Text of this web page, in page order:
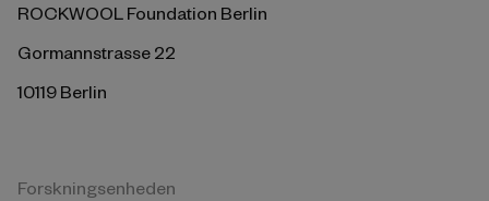
ROCKWOOL Foundation Berlin
Gormannstrasse 22
10119 Berlin
Forskningsenheden